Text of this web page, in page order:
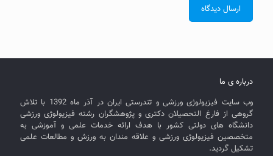
درباره ی ما
وب سایت فیزیولوژی ورزشی و تندرستی ایران در آذر ماه 1392 با تلاش
گروهی از فارغ التحصیلان دکتری و پژوهشگران رشته فیزیولوژی ورزشی
دانشگاه های دولتی کشور با هدف ارائه خدمات علمی و آموزشی به
متخصصین فیزیولوژی ورزشی و علاقه مندان به ورزش و مطالعات علمی
تشکیل گردید.